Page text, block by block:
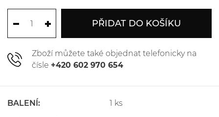
PŘIDAT DO KOŠÍKU
Zboží můžete také objednat telefonicky na
čísle +420 602 970 654
BALENÍ: 1 ks